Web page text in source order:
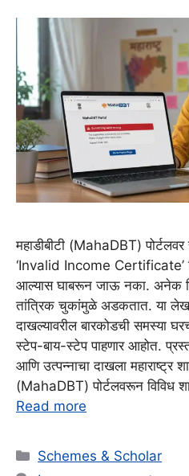
महाडीबीटी (MahaDBT)
‘Invalid Income Certificate’
आल्यास घाबरून जाऊ नका. अनेक
तांत्रिक चुकांमुळे अडकतात. या
दाखल्यावरील बारकोडची समस्या
स्टेप-बाय-स्टेप पाहणार आहोत.
आणि उत्पन्नाचा दाखला महाराष्ट्र
(MahaDBT) पोर्टलवरून विविध
Read more
Categories
Schemes & Scholar